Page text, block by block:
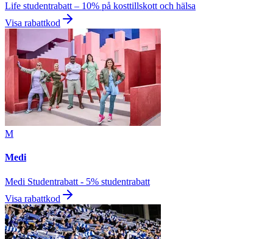
Life studentrabatt – 10% på kosttillskott och hälsa
Visa rabattkod
M
Medi
Medi Studentrabatt - 5% studentrabatt
Visa rabattkod